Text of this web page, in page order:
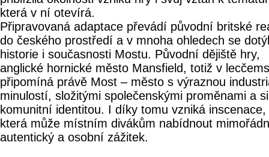
která v ní otevírá.
Připravovaná adaptace převádí původní britské
do českého prostředí a v mnoha ohledech se
historie i současnosti Mostu. Původní dějiště hry,
anglické hornické město Mansfield, totiž v lecčems
připomíná právě Most – město s výraznou
minulostí, složitými společenskými proměnami a
komunitní identitou. I díky tomu vzniká inscenace,
která může místním divákům nabídnout
autentický a osobní zážitek.